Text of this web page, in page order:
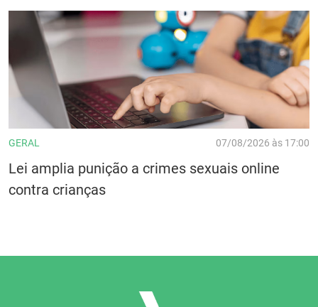
GERAL 07/08/2026 às 17:00
Lei amplia punição a crimes sexuais online
contra crianças